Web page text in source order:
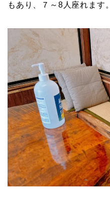
もあり、７～8人座れます。